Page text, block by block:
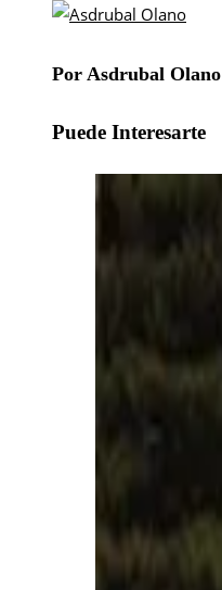
Por Asdrubal Olano
Puede Interesarte